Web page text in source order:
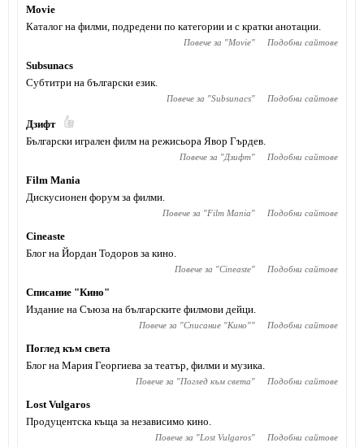
Movie
Каталог на филми, подредени по категории и с кратки анотации.
Повече за "Movie" Подобни сайтове
Subsunacs
Субтитри на български език.
Повече за "Subsunacs" Подобни сайтове
Дзифт
Български игрален филм на режисьора Явор Гърдев.
Повече за "Дзифт" Подобни сайтове
Film Mania
Дискусионен форум за филми.
Повече за "Film Mania" Подобни сайтове
Cineaste
Блог на Йордан Тодоров за кино.
Повече за "Cineaste" Подобни сайтове
Списание "Кино"
Издание на Съюза на българските филмови дейци.
Повече за "Списание "Кино"" Подобни сайтове
Поглед към света
Блог на Мария Георгиева за театър, филми и музика.
Повече за "Поглед към света" Подобни сайтове
Lost Vulgaros
Продуцентска къща за независимо кино.
Повече за "Lost Vulgaros" Подобни сайтове